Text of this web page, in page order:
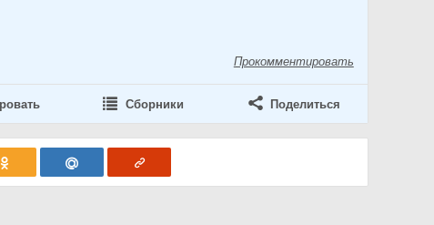
Прокомментировать
Сборники Поделиться